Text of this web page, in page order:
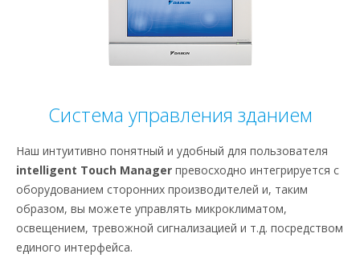
Система управления зданием
Наш интуитивно понятный и удобный для пользователя
intelligent Touch Manager превосходно интегрируется с
оборудованием сторонних производителей и, таким
образом, вы можете управлять микроклиматом,
освещением, тревожной сигнализацией и т.д. посредством
единого интерфейса.